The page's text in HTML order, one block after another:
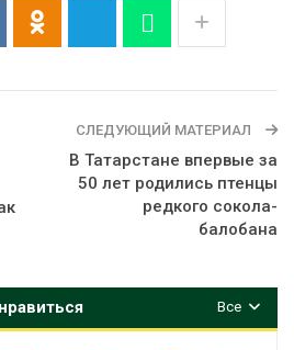
СЛЕДУЮЩИЙ МАТЕРИАЛ
В Татарстане впервые за
50 лет родились птенцы
редкого сокола-
балобана
Все